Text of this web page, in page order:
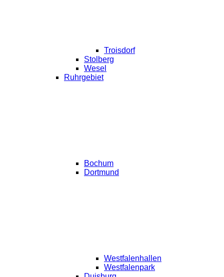
Troisdorf
Stolberg
Wesel
Ruhrgebiet
Bochum
Dortmund
Westfalenhallen
Westfalenpark